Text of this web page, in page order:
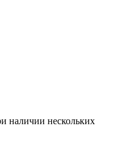
наличии нескольких